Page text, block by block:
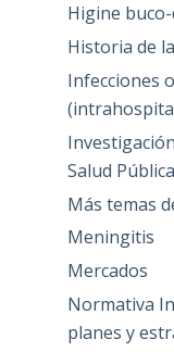
Higine
Historia de
Infecciones
Salud Pública
Más temas
Meningitis
Mercados
Normativa
planes y